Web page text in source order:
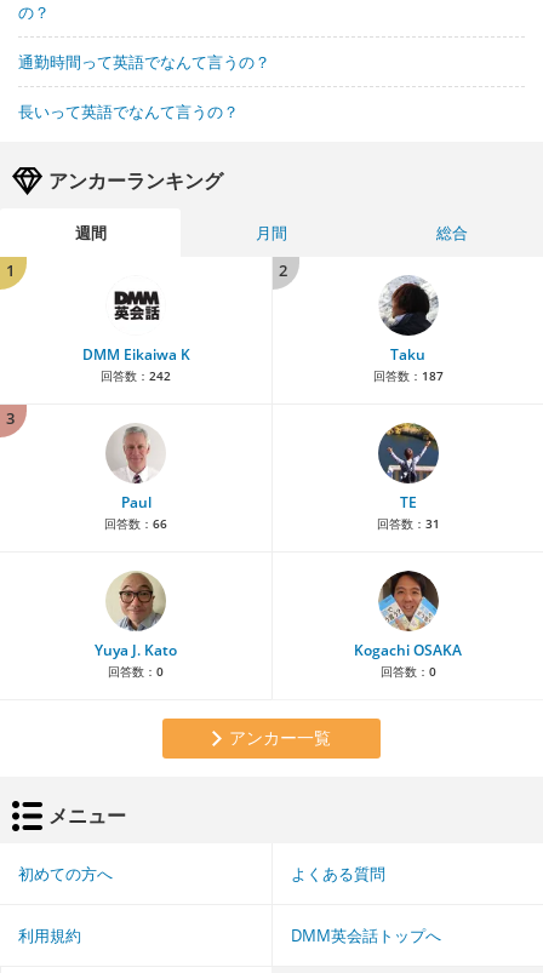
の？
通勤時間って英語でなんて言うの？
長いって英語でなんて言うの？
アンカーランキング
週間 月間
総合
1
DMM Eikaiwa K
回答数： 242
2
Taku
回答数： 187
3
Paul
回答数： 66
TE
回答数： 31
Yuya J. Kato
回答数： 0
Kogachi OSAKA
回答数： 0
アンカー一覧
メニュー
初めての方へ よくある質問
利用規約 DMM英会話トップへ